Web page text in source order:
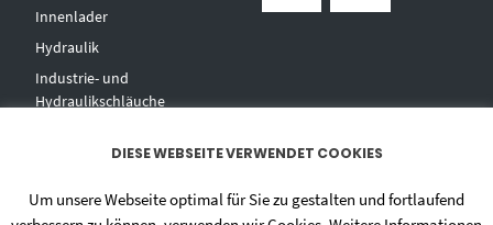
Innenlader
Hydraulik
Industrie- und
Hydraulikschläuche
Zentralschmierungen
Hochdruckwaschgeräte und
DIESE WEBSEITE VERWENDET COOKIES
Um unsere Webseite optimal für Sie zu gestalten und fortlaufend